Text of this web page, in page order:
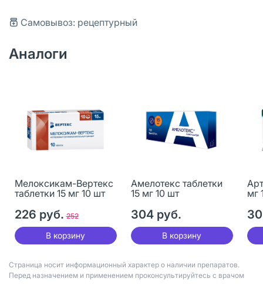
Самовывоз: рецептурный
Аналоги
Мелоксикам-Вертекс
таблетки 15 мг 10 шт
226 руб. 252
В корзину
Амелотекс таблетки
15 мг 10 шт
304 руб.
В корзину
мг
Страница носит информационный характер о наличии препаратов.
Перед назначением и применением проконсультируйтесь с врачом